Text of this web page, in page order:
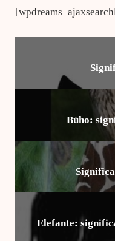
Búho:
Elefante: